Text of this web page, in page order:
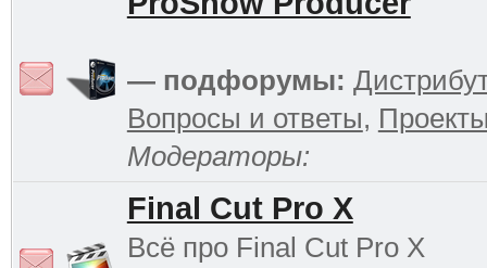
— подфорумы:
Вопросы и ответы,
Модераторы:
Final Cut Pro X
Всё про Final Cut Pro X